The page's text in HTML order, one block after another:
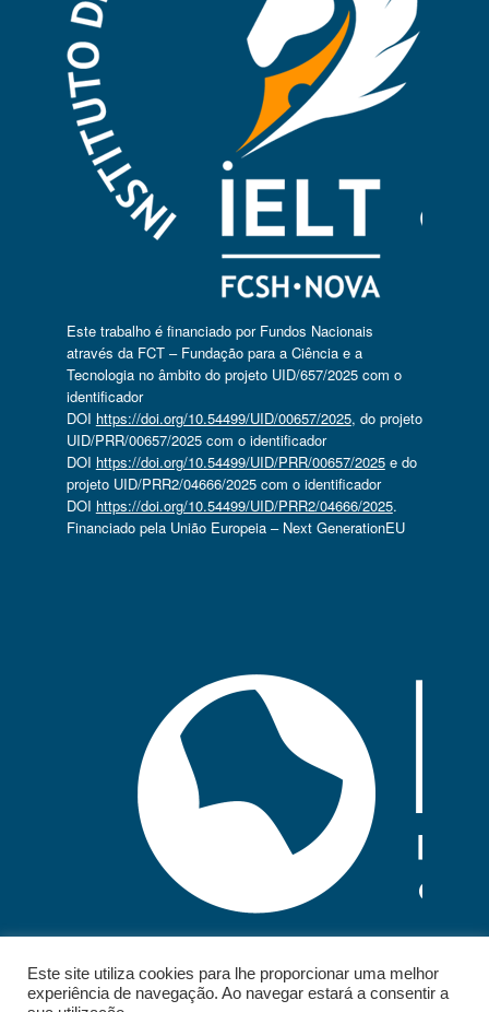
Este trabalho é financiado por Fundos Nacionais
através da FCT – Fundação para a Ciência e a
Tecnologia no âmbito do projeto UID/657/2025 com o
identificador
DOI https://doi.org/10.54499/UID/00657/2025, do projeto
UID/PRR/00657/2025 com o identificador
DOI https://doi.org/10.54499/UID/PRR/00657/2025e do
projeto UID/PRR2/04666/2025 com o identificador
DOI https://doi.org/10.54499/UID/PRR2/04666/2025.
Financiado pela União Europeia – Next GenerationEU
Este site utiliza cookies para lhe proporcionar uma melhor
experiência de navegação. Ao navegar estará a consentir a